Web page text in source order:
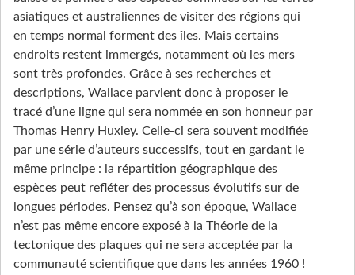
asiatiques et australiennes de visiter des régions qui
en temps normal forment des îles. Mais certains
endroits restent immergés, notamment où les mers
sont très profondes. Grâce à ses recherches et
descriptions, Wallace parvient donc à proposer le
tracé d’une ligne qui sera nommée en son honneur par
Thomas Henry Huxley. Celle-ci sera souvent modifiée
par une série d’auteurs successifs, tout en gardant le
même principe : la répartition géographique des
espèces peut refléter des processus évolutifs sur de
longues périodes. Pensez qu’à son époque, Wallace
n’est pas même encore exposé à la Théorie de la
tectonique des plaques qui ne sera acceptée par la
communauté scientifique que dans les années 1960 !